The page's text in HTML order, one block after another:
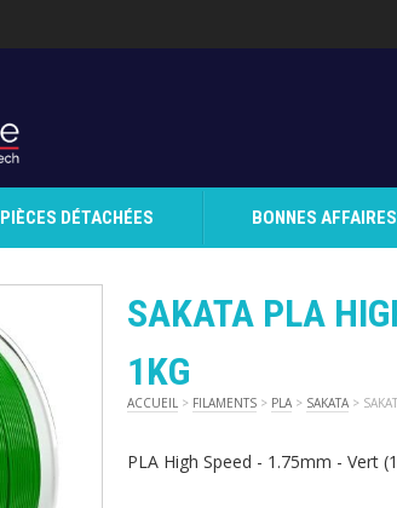
PIÈCES DÉTACHÉES BONNES AFFAIRES
SAKATA PLA
1KG
ACCUEIL > FILAMENTS > PLA > SAKATA >
PLA High Speed - 1.75mm - Vert